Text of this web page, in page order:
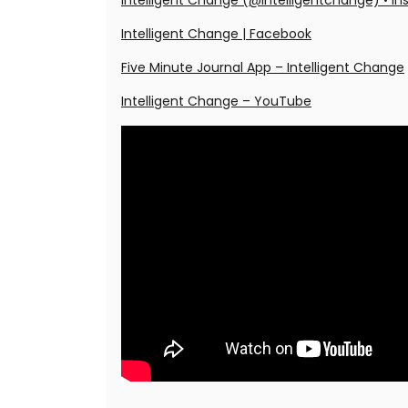
Intelligent Change | Facebook
Five Minute Journal App – Intelligent Change
Intelligent Change – YouTube